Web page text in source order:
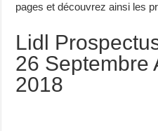
pages et découvrez ainsi les
Lidl
26 Septembre
2018